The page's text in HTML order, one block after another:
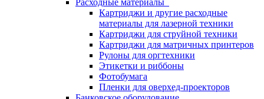
Расходные материалы
Картриджи и другие расходные
материалы для лазерной техники
Картриджи для струйной техники
Картриджи для матричных принтеров
Рулоны для оргтехники
Этикетки и риббоны
Фотобумага
Пленки для оверхед-проекторов